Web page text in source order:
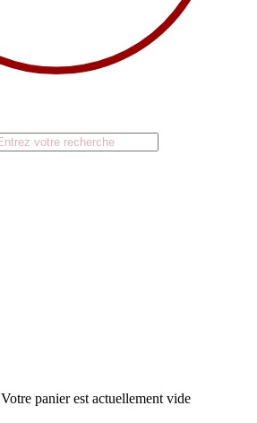
Votre panier est actuellement vide